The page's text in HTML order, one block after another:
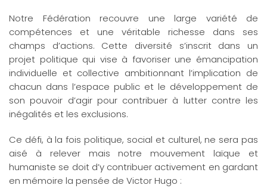
Notre Fédération recouvre une large variété de
compétences et une véritable richesse dans ses
champs d’actions. Cette diversité s’inscrit dans un
projet politique qui vise à favoriser une émancipation
individuelle et collective ambitionnant l’implication de
chacun dans l’espace public et le développement de
son pouvoir d’agir pour contribuer à lutter contre les
inégalités et les exclusions.
Ce défi, à la fois politique, social et culturel, ne sera pas
aisé à relever mais notre mouvement laïque et
humaniste se doit d’y contribuer activement en gardant
en mémoire la pensée de Victor Hugo :